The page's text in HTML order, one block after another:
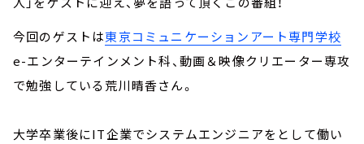
今回のゲストは東京コミュニケーションアート専門学校
e-エンターテインメント科、動画＆映像クリエーター専攻
で勉強している荒川晴香さん。
大学卒業後にIT企業でシステムエンジニアをとして働い